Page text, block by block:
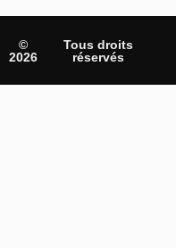
©
2026
Tous droits
réservés